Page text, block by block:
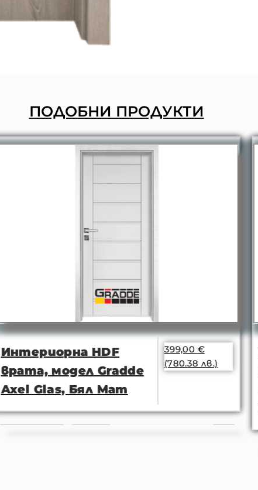
ПОДОБНИ ПРОДУКТИ
Интериорна HDF
врата, модел Gradde
Axel Glas, Бял Мат
399,00 €
(780.38 лв.)